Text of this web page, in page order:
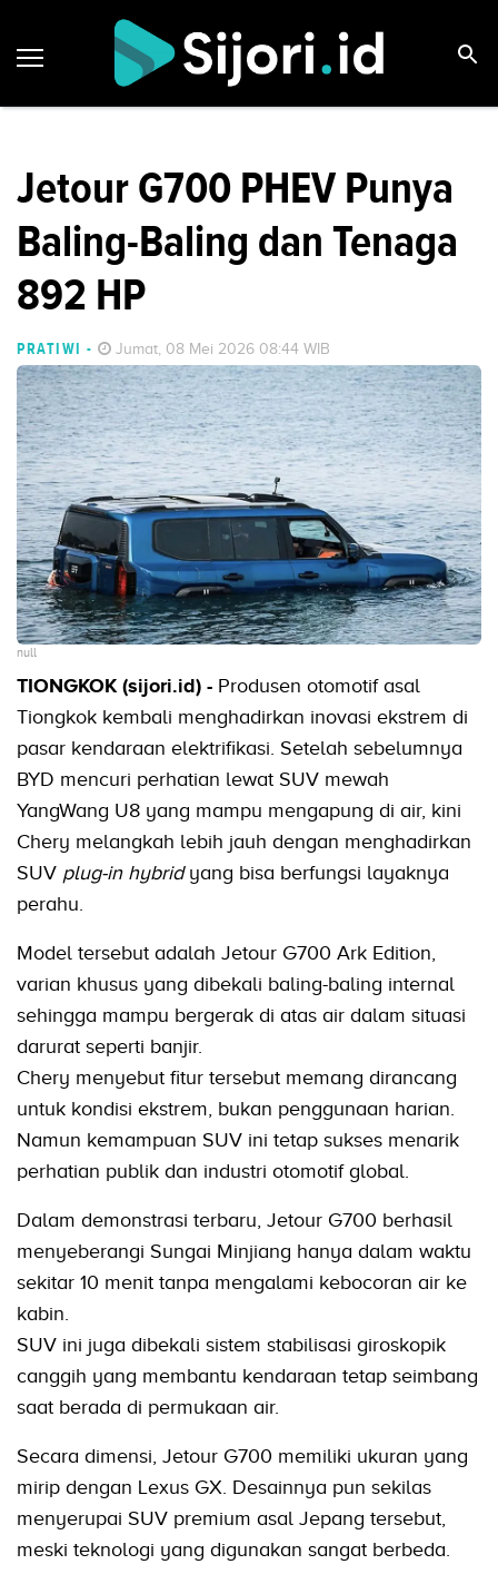
Jetour G700 PHEV Punya
Baling-Baling dan Tenaga
892 HP
PRATIWI - Jumat, 08 Mei 2026 08:44 WIB
null
TIONGKOK (sijori.id) - Produsen otomotif asal
Tiongkok kembali menghadirkan inovasi ekstrem di
pasar kendaraan elektrifikasi. Setelah sebelumnya
BYD mencuri perhatian lewat SUV mewah
YangWang U8 yang mampu mengapung di air, kini
Chery melangkah lebih jauh dengan menghadirkan
SUV plug-in hybrid yang bisa berfungsi layaknya
perahu.
Model tersebut adalah Jetour G700 Ark Edition,
varian khusus yang dibekali baling-baling internal
sehingga mampu bergerak di atas air dalam situasi
darurat seperti banjir.
Chery menyebut fitur tersebut memang dirancang
untuk kondisi ekstrem, bukan penggunaan harian.
Namun kemampuan SUV ini tetap sukses menarik
perhatian publik dan industri otomotif global.
Dalam demonstrasi terbaru, Jetour G700 berhasil
menyeberangi Sungai Minjiang hanya dalam waktu
sekitar 10 menit tanpa mengalami kebocoran air ke
kabin.
SUV ini juga dibekali sistem stabilisasi giroskopik
canggih yang membantu kendaraan tetap seimbang
saat berada di permukaan air.
Secara dimensi, Jetour G700 memiliki ukuran yang
mirip dengan Lexus GX. Desainnya pun sekilas
menyerupai SUV premium asal Jepang tersebut,
meski teknologi yang digunakan sangat berbeda.